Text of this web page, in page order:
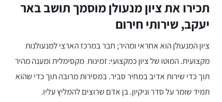
תכירו את ציון מנעולן מוסמך תושב באר
יעקב, שירותי חירום
ציון המנעולן הוא אחראי ומהיר; חבר במרכז הארצי למנעולנות
מקצועית. המוטו של ציון כמקצועי: זמינות מקסימלית ומענה מהיר
תוך כדי שירות אדיב במחיר סביר. במסירות מרובה תוך כדי שהוא
תמיד שומר על סדר וניקיון. בן אדם שרוצים להמליץ עליו.